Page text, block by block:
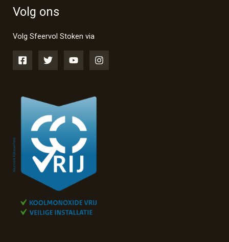
Volg ons
Volg Sfeervol Stoken via